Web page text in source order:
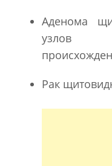
Аденома
узлов
Рак